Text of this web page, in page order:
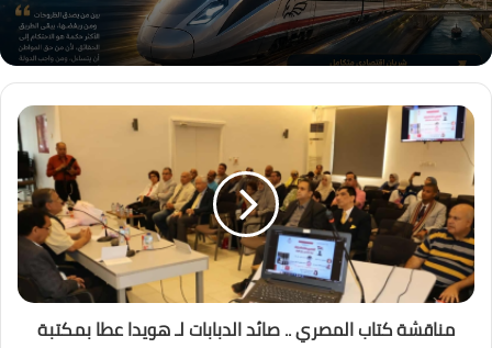
مناقشة كتاب المصري .. صائد الدبابات لـ هويدا عطا بمكتبة